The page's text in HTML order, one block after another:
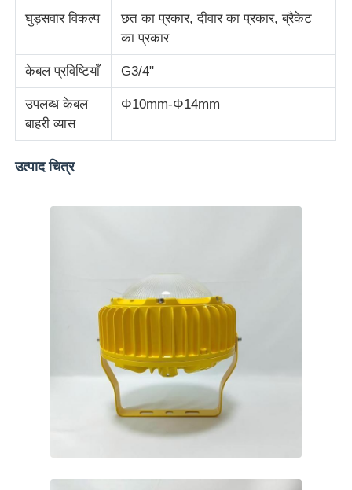
विस्फोट रोधी स्विच
विस्फोट-प्रूफ केबल ग्रंथियां
घुड़सवार विकल्प
छत का प्रकार, दीवार का प्रकार, ब्रैकेट
का प्रकार
केबल प्रविष्टियाँ G3/4"
उपलब्ध केबल
बाहरी व्यास
Φ10mm-Φ14mm
उत्पाद चित्र